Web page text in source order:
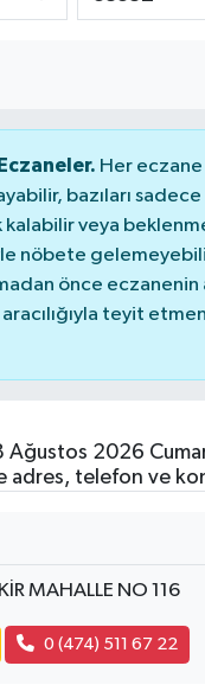
Her
bazıları sadece
veya
nöbete
önce eczanenin
teyit
Ağustos 2026
adres, telefon ve
MAHALLE NO 116
0 (474) 511 67 22